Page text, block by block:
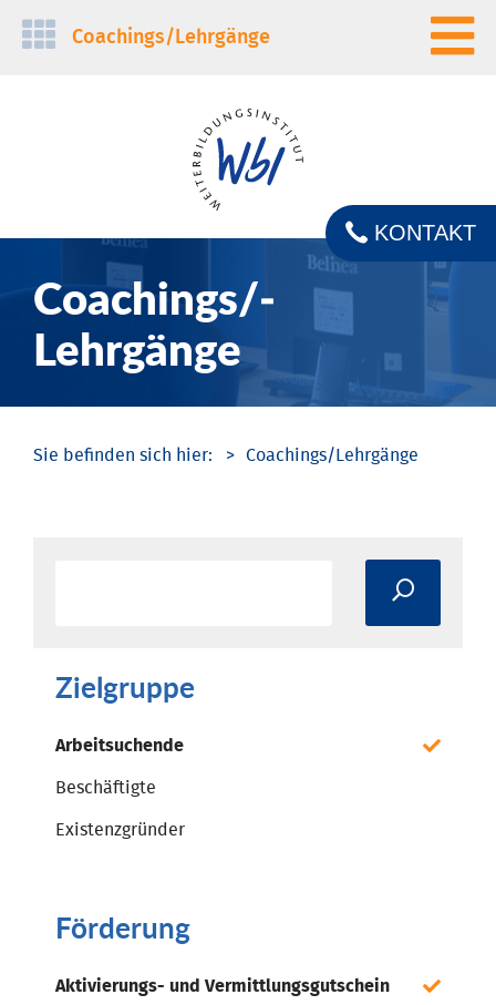
Navigation
Coachings/­Lehrgänge
Coachings/­
Lehrgänge
KONTAKT
Coachings/­Lehrgänge
Zielgruppe
Arbeitsuchende
Beschäftigte
Existenzgründer
Förderung
Aktivierungs- und Vermittlungsgutschein